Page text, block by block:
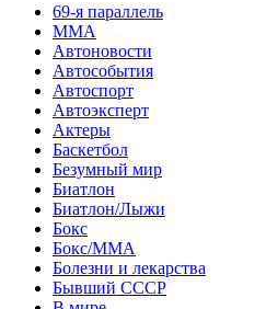
69-я параллель
MMA
Автоновости
Автособытия
Автоспорт
Автоэксперт
Актеры
Баскетбол
Безумный мир
Биатлон
Биатлон/Лыжи
Бокс
Бокс/MMA
Болезни и лекарства
Бывший СССР